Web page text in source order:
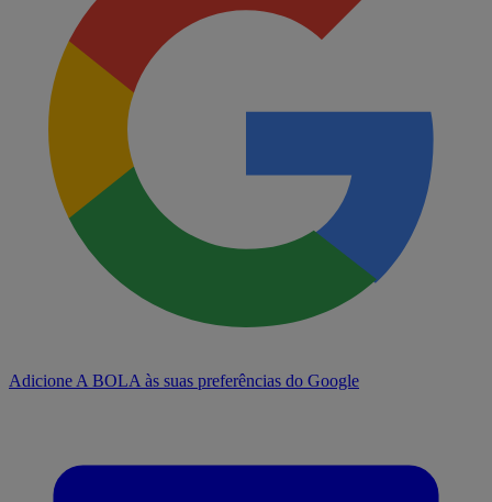
Adicione A BOLA às suas preferências do Google